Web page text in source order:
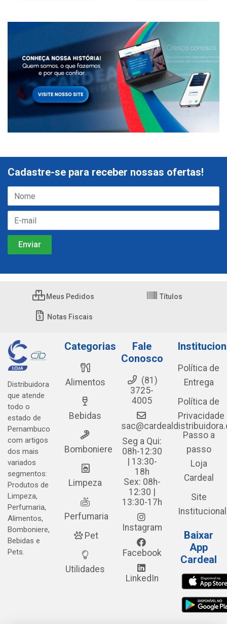
Cadastre-se para receber nossas ofertas!
Meus Pedidos Títulos
Notas Fiscais
Distribuidora
que atende
todo o
estado de
Pernambuco
com artigos
dos mais
variados
segmentos:
Produtos de
Limpeza,
Perfumaria,
Alimentos,
Bomboniere,
Bebidas e
Pets.
Categorias
Alimentos
Bebidas
Bomboniere
Limpeza
Perfumaria
Pet
Utilidades
Fale
Conosco
(81)
3725-
4005
Seg a Qui:
08h-12:30
| 13:30-
18h
Sex: 08h-
12:30 |
13:30-17h
Instagram
Facebook
LinkedIn
Política de
Entrega
Política de
Privacidade
Passo a
passo
Loja
Cardeal
Site
Institucional
Baixar
App
Cardeal